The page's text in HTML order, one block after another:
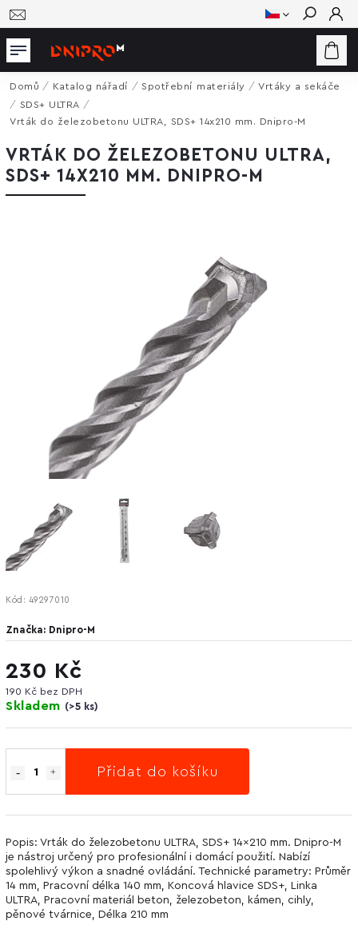
Hledat
Domů / Katalog nářadí / Spotřební materiály / Vrtáky a sekáče
/ SDS+ ULTRA /
Vrták do železobetonu ULTRA, SDS+ 14x210 mm. Dnipro-M
VRTÁK DO ŽELEZOBETONU ULTRA,
SDS+ 14X210 MM. DNIPRO-M
Kód: 49297010
Značka: Dnipro-M
230 Kč
190 Kč bez DPH
Skladem (>5 ks)
Přidat do košíku
Popis: Vrták do železobetonu ULTRA, SDS+ 14x210 mm. Dnipro-M
je nástroj určený pro profesionální i domácí použití. Nabízí
spolehlivý výkon a snadné ovládání. Technické parametry: Průměr
14 mm, Pracovní délka 140 mm, Koncová hlavice SDS+, Linka
ULTRA, Pracovní materiál beton, železobeton, kámen, cihly,
pěnové tvárnice, Délka 210 mm